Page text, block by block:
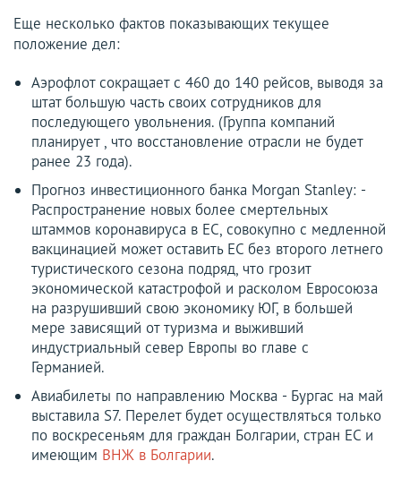
Еще несколько фактов показывающих текущее
положение дел:
Аэрофлот сокращает с 460 до 140 рейсов, выводя за
штат большую часть своих сотрудников для
последующего увольнения. (Группа компаний
планирует , что восстановление отрасли не будет
ранее 23 года).
Прогноз инвестиционного банка Morgan Stanley: -
Распространение новых более смертельных
штаммов коронавируса в ЕС, совокупно с медленной
вакцинацией может оставить ЕС без второго летнего
туристического сезона подряд, что грозит
экономической катастрофой и расколом Евросоюза
на разрушивший свою экономику ЮГ, в большей
мере зависящий от туризма и выживший
индустриальный север Европы во главе с
Германией.
Авиабилеты по направлению Москва - Бургас на май
выставила S7. Перелет будет осуществляться только
по воскресеньям для граждан Болгарии, стран ЕС и
имеющим ВНЖ в Болгарии.